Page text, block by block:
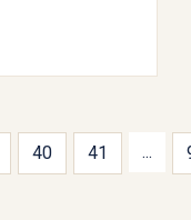
40 41 ...